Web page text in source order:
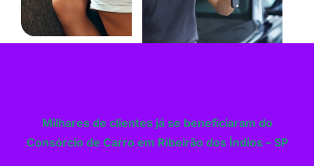
Milhares de clientes já se beneficiaram do
Consórcio de Carro em Ribeirão dos Índios – SP